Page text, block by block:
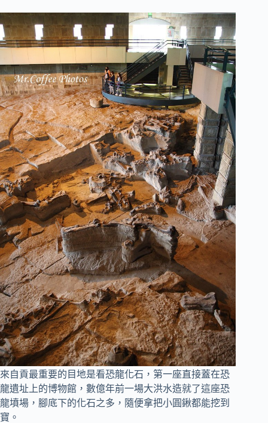
來自貢最重要的目地是看恐龍化石，第一座直接蓋在恐
龍遺址上的博物館， 數億年前一場大洪水造就了這座恐
龍墳場，腳底下的化石之多，隨便拿把小圓鍬都能挖到
寶。